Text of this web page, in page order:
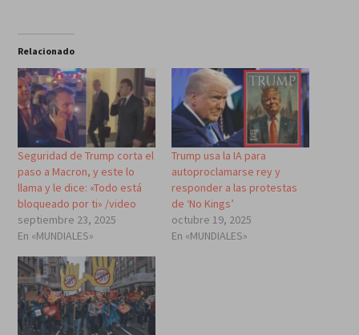
Relacionado
Seguridad de Trump corta el
paso a Macron, y este lo
llama y le dice: «Todo está
bloqueado por ti» /video
septiembre 23, 2025
En «MUNDIALES»
Trump usa la IA para
autoproclamarse rey y
responder a las protestas
de ‘No Kings’
octubre 19, 2025
En «MUNDIALES»